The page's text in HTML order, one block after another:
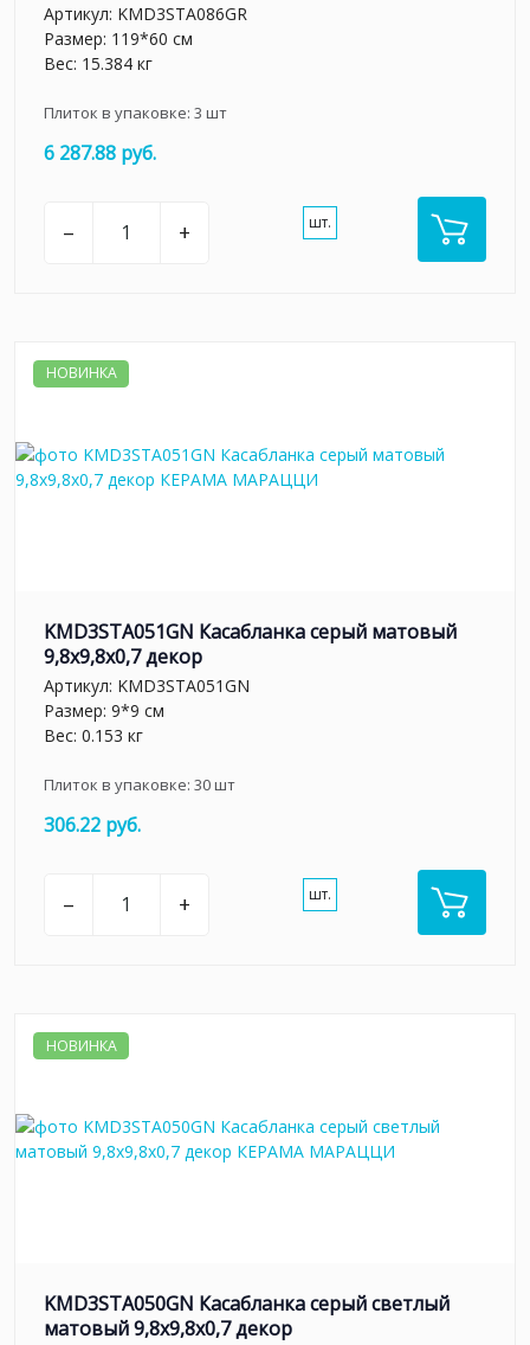
Артикул: KMD3STA086GR
Размер: 119*60 см
Вес: 15.384 кг
Плиток в упаковке: 3 шт
6 287.88 руб.
– + шт.
НОВИНКА
KMD3STA051GN Касабланка серый матовый
9,8x9,8x0,7 декор
Артикул: KMD3STA051GN
Размер: 9*9 см
Вес: 0.153 кг
Плиток в упаковке: 30шт
306.22 руб.
– + шт.
НОВИНКА
KMD3STA050GN Касабланка серый светлый
матовый 9,8x9,8x0,7 декор